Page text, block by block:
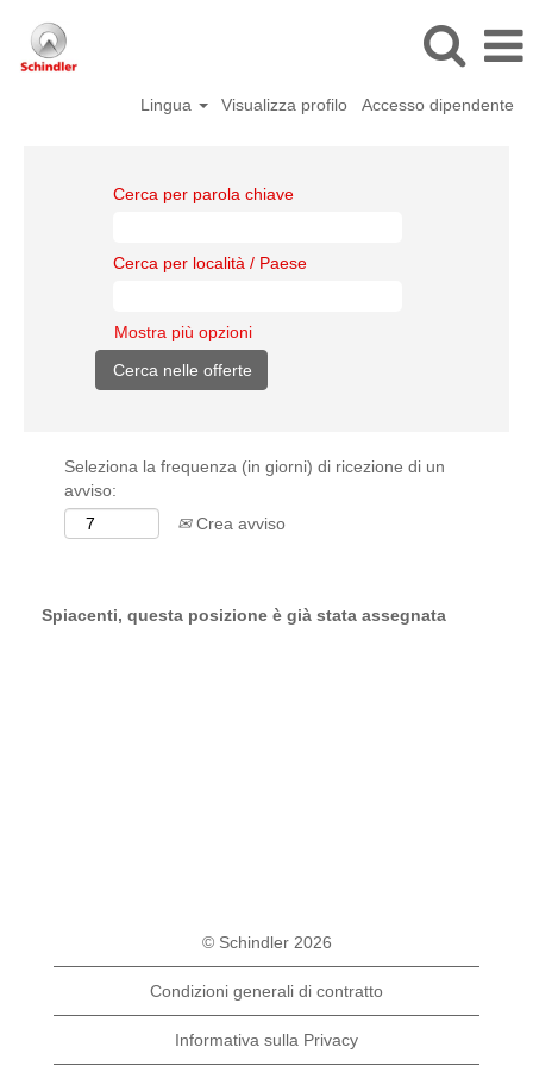
Lingua Visualizza profilo Accesso dipendente
Cerca per parola chiave
Cerca per località / Paese
Mostra più opzioni
Seleziona la frequenza (in giorni) di ricezione di un
avviso:
Crea avviso
Spiacenti, questa posizione è già stata assegnata
© Schindler 2026
Condizioni generali di contratto
Informativa sulla Privacy